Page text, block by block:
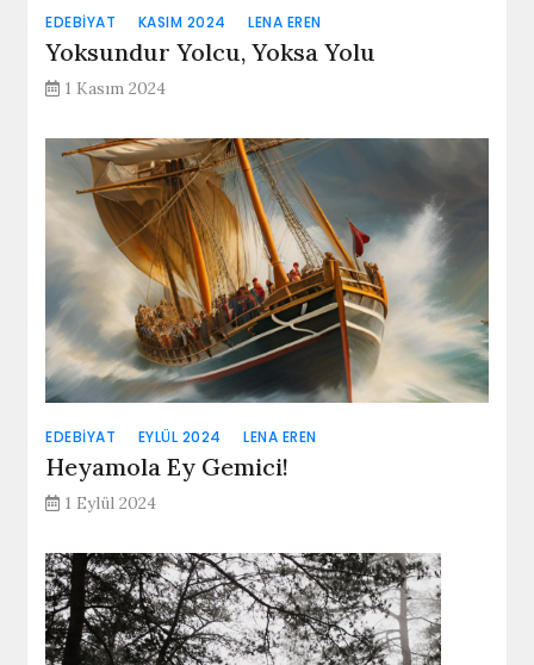
EDEBIYAT KASIM 2024 LENA EREN
Yoksundur Yolcu, Yoksa Yolu
1 Kasım 2024
EDEBIYAT EYLÜL 2024 LENA EREN
Heyamola Ey Gemici!
1 Eylül 2024